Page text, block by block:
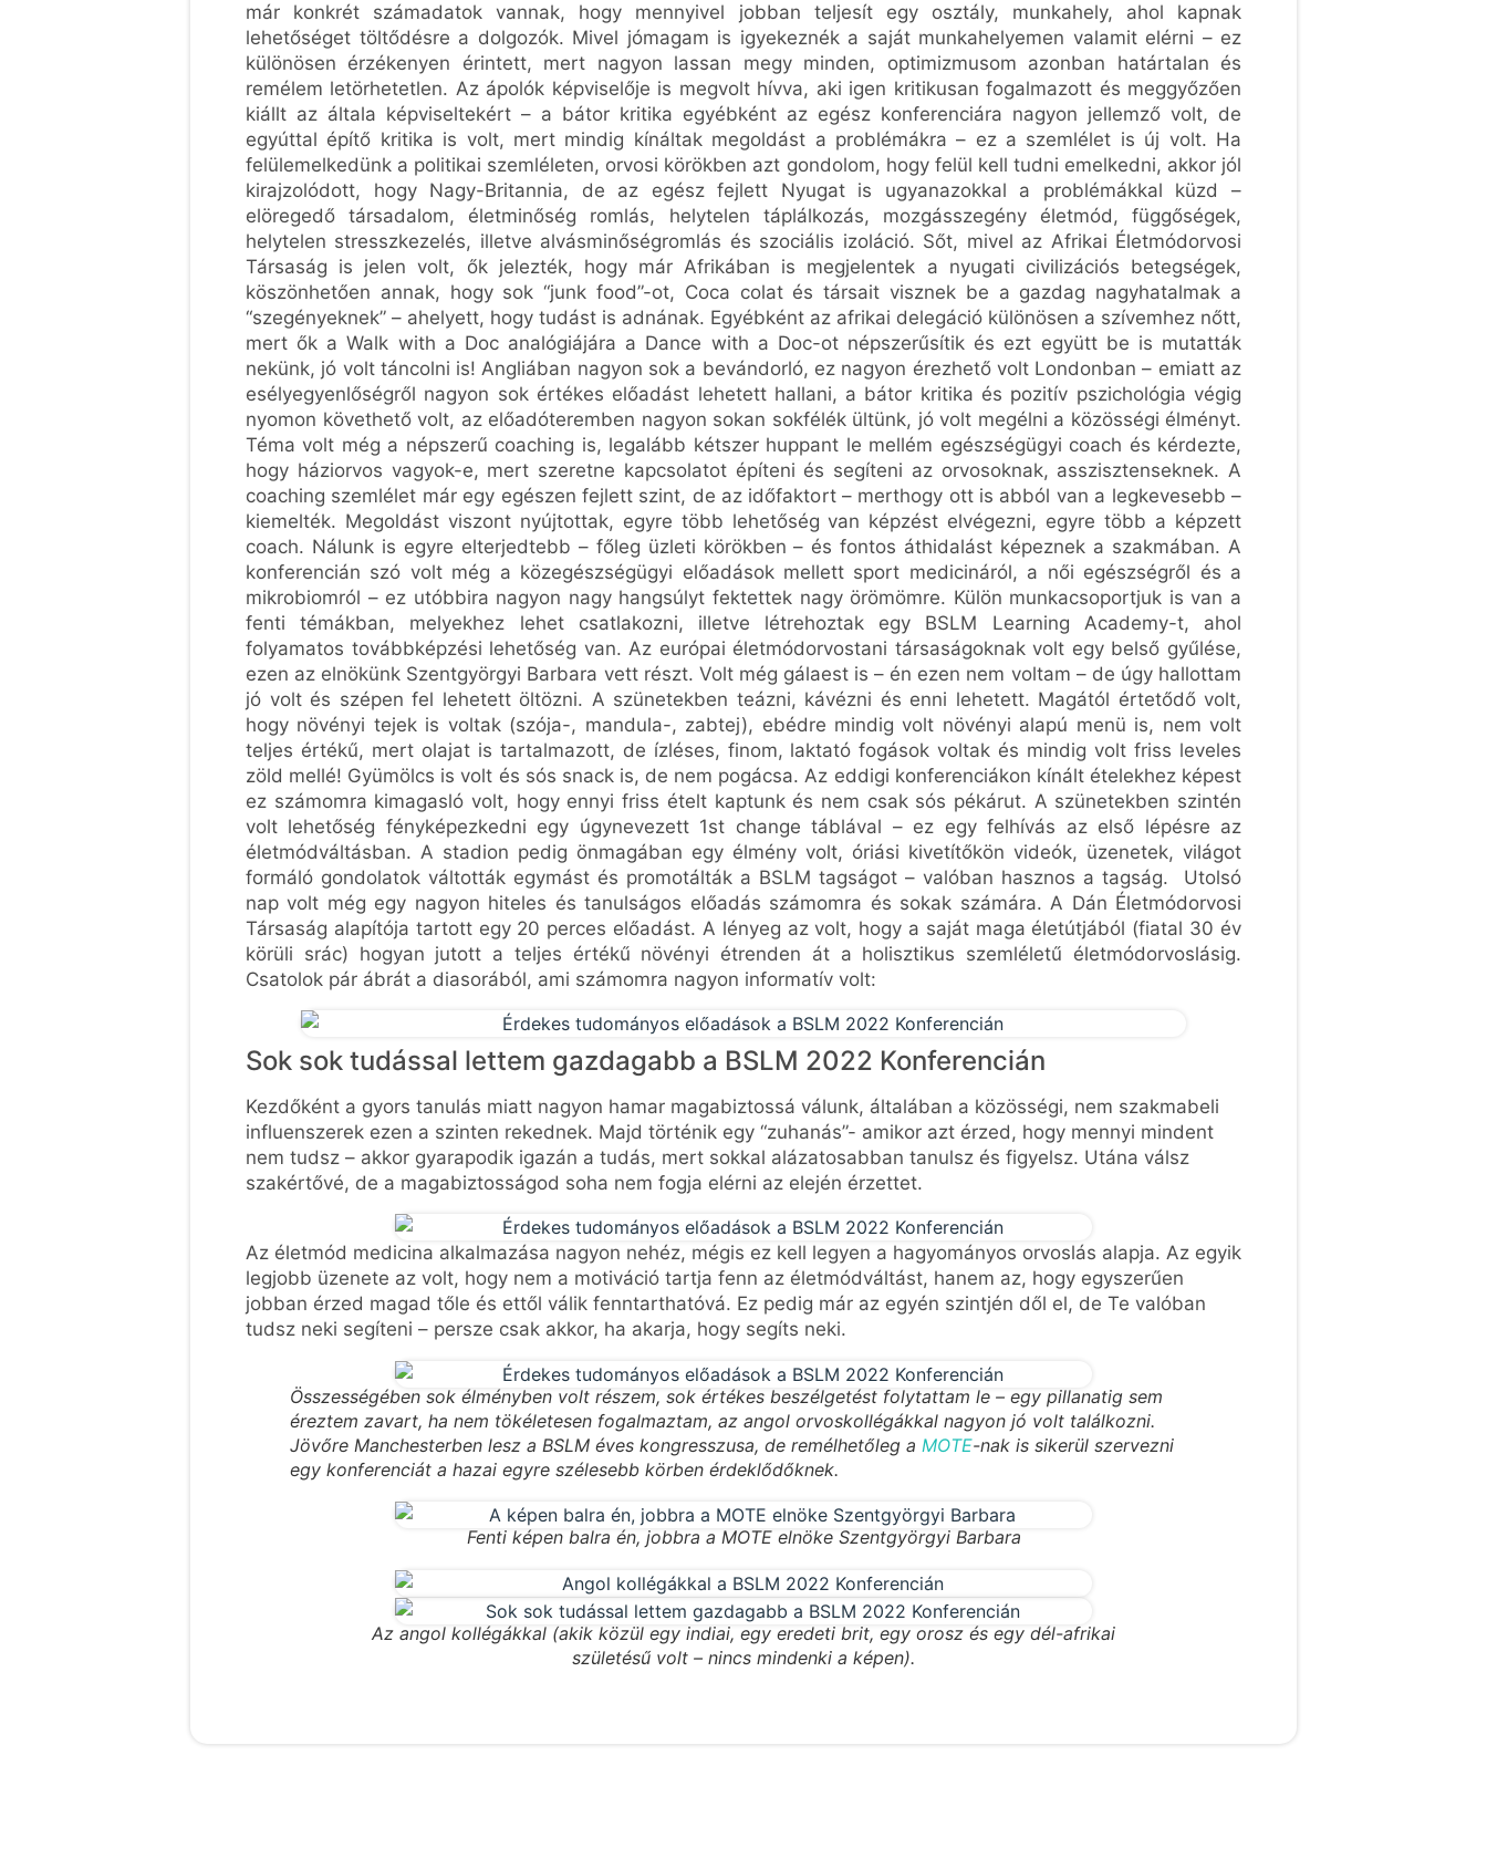
már konkrét számadatok vannak, hogy mennyivel jobban teljesít egy osztály, munkahely, ahol kapnak
lehetőséget töltődésre a dolgozók. Mivel jómagam is igyekeznék a saját munkahelyemen valamit elérni – ez
különösen érzékenyen érintett, mert nagyon lassan megy minden, optimizmusom azonban határtalan és
remélem letörhetetlen. Az ápolók képviselője is megvolt hívva, aki igen kritikusan fogalmazott és meggyőzően
kiállt az általa képviseltekért – a bátor kritika egyébként az egész konferenciára nagyon jellemző volt, de
egyúttal építő kritika is volt, mert mindig kínáltak megoldást a problémákra – ez a szemlélet is új volt. Ha
felülemelkedünk a politikai szemléleten, orvosi körökben azt gondolom, hogy felül kell tudni emelkedni, akkor jól
kirajzolódott, hogy Nagy-Britannia, de az egész fejlett Nyugat is ugyanazokkal a problémákkal küzd –
elöregedő társadalom, életminőség romlás, helytelen táplálkozás, mozgásszegény életmód, függőségek,
helytelen stresszkezelés, illetve alvásminőségromlás és szociális izoláció. Sőt, mivel az Afrikai Életmódorvosi
Társaság is jelen volt, ők jelezték, hogy már Afrikában is megjelentek a nyugati civilizációs betegségek,
köszönhetően annak, hogy sok “junk food”-ot, Coca colat és társait visznek be a gazdag nagyhatalmak a
“szegényeknek” – ahelyett, hogy tudást is adnának. Egyébként az afrikai delegáció különösen a szívemhez nőtt,
mert ők a Walk with a Doc analógiájára a Dance with a Doc-ot népszerűsítik és ezt együtt be is mutatták
nekünk, jó volt táncolni is! Angliában nagyon sok a bevándorló, ez nagyon érezhető volt Londonban – emiatt az
esélyegyenlőségről nagyon sok értékes előadást lehetett hallani, a bátor kritika és pozitív pszichológia végig
nyomon követhető volt, az előadóteremben nagyon sokan sokfélék ültünk, jó volt megélni a közösségi élményt.
Téma volt még a népszerű coaching is, legalább kétszer huppant le mellém egészségügyi coach és kérdezte,
hogy háziorvos vagyok-e, mert szeretne kapcsolatot építeni és segíteni az orvosoknak, asszisztenseknek. A
coaching szemlélet már egy egészen fejlett szint, de az időfaktort – merthogy ott is abból van a legkevesebb –
kiemelték. Megoldást viszont nyújtottak, egyre több lehetőség van képzést elvégezni, egyre több a képzett
coach. Nálunk is egyre elterjedtebb – főleg üzleti körökben – és fontos áthidalást képeznek a szakmában. A
konferencián szó volt még a közegészségügyi előadások mellett sport medicináról, a női egészségről és a
mikrobiomról – ez utóbbira nagyon nagy hangsúlyt fektettek nagy örömömre. Külön munkacsoportjuk is van a
fenti témákban, melyekhez lehet csatlakozni, illetve létrehoztak egy BSLM Learning Academy-t, ahol
folyamatos továbbképzési lehetőség van. Az európai életmódorvostani társaságoknak volt egy belső gyűlése,
ezen az elnökünk Szentgyörgyi Barbara vett részt. Volt még gálaest is – én ezen nem voltam – de úgy hallottam
jó volt és szépen fel lehetett öltözni. A szünetekben teázni, kávézni és enni lehetett. Magától értetődő volt,
hogy növényi tejek is voltak (szója-, mandula-, zabtej), ebédre mindig volt növényi alapú menü is, nem volt
teljes értékű, mert olajat is tartalmazott, de ízléses, finom, laktató fogások voltak és mindig volt friss leveles
zöld mellé! Gyümölcs is volt és sós snack is, de nem pogácsa. Az eddigi konferenciákon kínált ételekhez képest
ez számomra kimagasló volt, hogy ennyi friss ételt kaptunk és nem csak sós pékárut. A szünetekben szintén
volt lehetőség fényképezkedni egy úgynevezett 1st change táblával – ez egy felhívás az első lépésre az
életmódváltásban. A stadion pedig önmagában egy élmény volt, óriási kivetítőkön videók, üzenetek, világot
formáló gondolatok váltották egymást és promotálták a BSLM tagságot – valóban hasznos a tagság. Utolsó
nap volt még egy nagyon hiteles és tanulságos előadás számomra és sokak számára. A Dán Életmódorvosi
Társaság alapítója tartott egy 20 perces előadást. A lényeg az volt, hogy a saját maga életútjából (fiatal 30 év
körüli srác) hogyan jutott a teljes értékű növényi étrenden át a holisztikus szemléletű életmódorvoslásig.
Csatolok pár ábrát a diasorából, ami számomra nagyon informatív volt:
Sok sok tudással lettem gazdagabb a BSLM 2022 Konferencián
Kezdőként a gyors tanulás miatt nagyon hamar magabiztossá válunk, általában a közösségi, nem szakmabeli
influenszerek ezen a szinten rekednek. Majd történik egy “zuhanás”- amikor azt érzed, hogy mennyi mindent
nem tudsz – akkor gyarapodik igazán a tudás, mert sokkal alázatosabban tanulsz és figyelsz. Utána válsz
szakértővé, de a magabiztosságod soha nem fogja elérni az elején érzettet.
Az életmód medicina alkalmazása nagyon nehéz, mégis ez kell legyen a hagyományos orvoslás alapja. Az egyik
legjobb üzenete az volt, hogy nem a motiváció tartja fenn az életmódváltást, hanem az, hogy egyszerűen
jobban érzed magad tőle és ettől válik fenntarthatóvá. Ez pedig már az egyén szintjén dől el, de Te valóban
tudsz neki segíteni – persze csak akkor, ha akarja, hogy segíts neki.
Összességében sok élményben volt részem, sok értékes beszélgetést folytattam le – egy pillanatig sem
éreztem zavart, ha nem tökéletesen fogalmaztam, az angol orvoskollégákkal nagyon jó volt találkozni.
Jövőre Manchesterben lesz a BSLM éves kongresszusa, de remélhetőleg a MOTE-nak is sikerül szervezni
egy konferenciát a hazai egyre szélesebb körben érdeklődőknek.
Fenti képen balra én, jobbra a MOTE elnöke Szentgyörgyi Barbara
Az angol kollégákkal (akik közül egy indiai, egy eredeti brit, egy orosz és egy dél-afrikai
születésű volt – nincs mindenki a képen).